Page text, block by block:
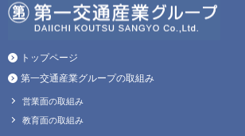
トップページ
第一交通産業グループの取組み
営業面の取組み
教育面の取組み